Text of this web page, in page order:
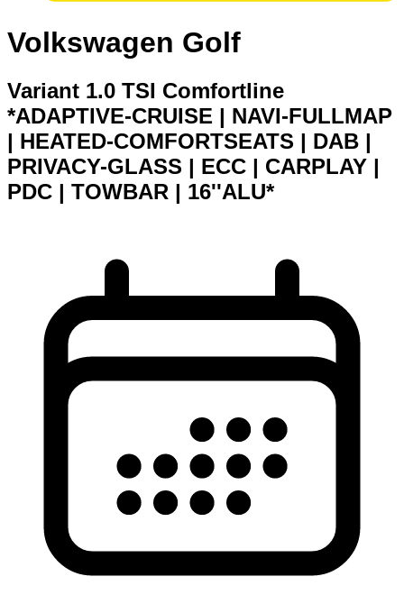
Volkswagen Golf
Variant 1.0 TSI Comfortline
*ADAPTIVE-CRUISE | NAVI-FULLMAP
| HEATED-COMFORTSEATS | DAB |
PRIVACY-GLASS | ECC | CARPLAY |
PDC | TOWBAR | 16''ALU*